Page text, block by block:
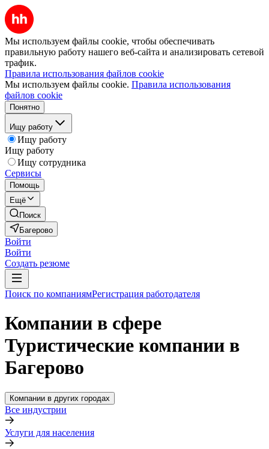
Мы используем файлы cookie, чтобы обеспечивать
правильную работу нашего веб-сайта и анализировать сетевой
трафик.
Правила использования файлов cookie
Мы используем файлы cookie. Правила использования
файлов cookie
Понятно
Ищу работу
Ищу работу
Ищу работу
Ищу сотрудника
Сервисы
Помощь
Ещё
Поиск
Багерово
Войти
Войти
Создать резюме
Поиск по компаниямРегистрация работодателя
Компании в сфере
Туристические компании в
Багерово
Компании в других городах
Все индустрии
Услуги для населения